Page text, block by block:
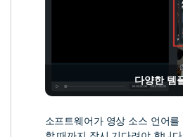
다양한 템
소프트웨어가 영상 소스 언어